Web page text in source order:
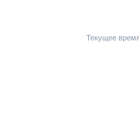
Текущее